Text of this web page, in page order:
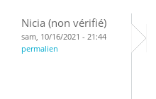
Nicia (non vérifié)
sam, 10/16/2021 - 21:44
permalien